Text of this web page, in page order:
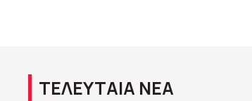
ΤΕΛΕΥΤΑΙΑ ΝΕΑ